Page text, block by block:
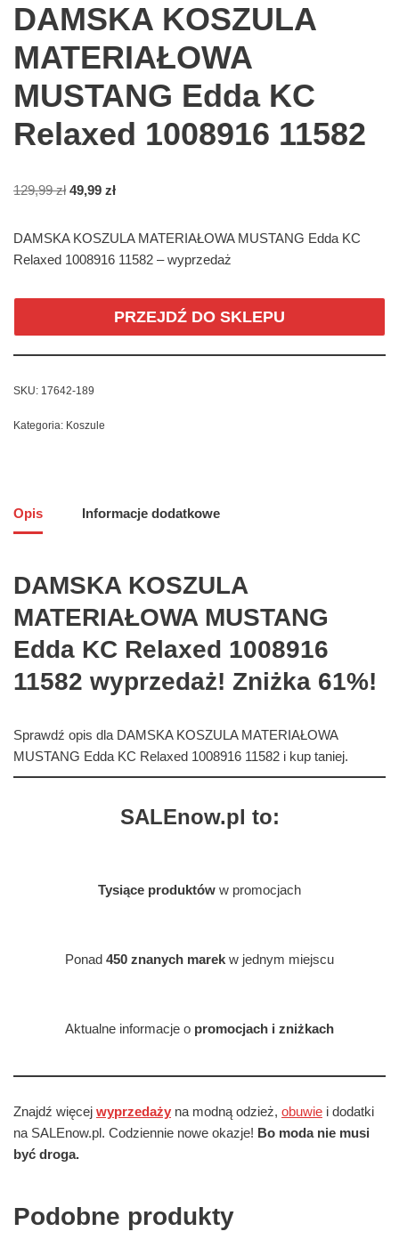
DAMSKA KOSZULA
MATERIAŁOWA
MUSTANG Edda KC
Relaxed 1008916 11582
129,99zł 49,99 zł
DAMSKA KOSZULA MATERIAŁOWA MUSTANG Edda KC
Relaxed 1008916 11582 – wyprzedaż
PRZEJDŹ DO SKLEPU
SKU: 17642-189
Kategoria: Koszule
Opis Informacje dodatkowe
DAMSKA KOSZULA
MATERIAŁOWA MUSTANG
Edda KC Relaxed 1008916
11582 wyprzedaż! Zniżka 61%!
Sprawdź opis dla DAMSKA KOSZULA MATERIAŁOWA
MUSTANG Edda KC Relaxed 1008916 11582 i kup taniej.
SALEnow.pl to:
Tysiące produktów w promocjach
Ponad 450 znanych marek w jednym miejscu
Aktualne informacje o promocjach i zniżkach
Znajdź więcej wyprzedaży na modną odzież, obuwie i dodatki
na SALEnow.pl. Codziennie nowe okazje! Bo moda nie musi
być droga.
Podobne produkty